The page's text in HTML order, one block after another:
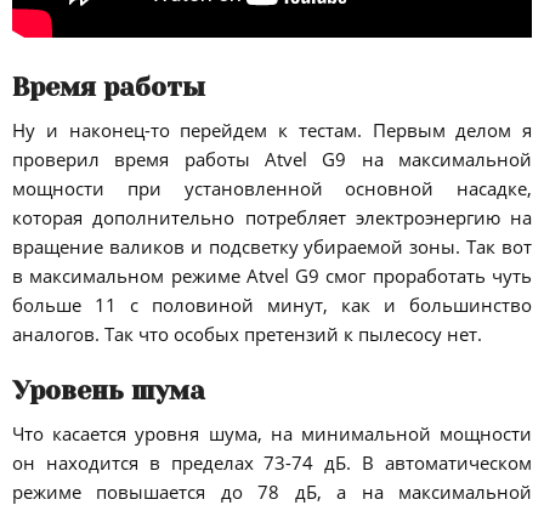
Время работы
Ну и наконец-то перейдем к тестам. Первым делом я
проверил время работы Atvel G9 на максимальной
мощности при установленной основной насадке,
которая дополнительно потребляет электроэнергию на
вращение валиков и подсветку убираемой зоны. Так вот
в максимальном режиме Atvel G9 смог проработать чуть
больше 11 с половиной минут, как и большинство
аналогов. Так что особых претензий к пылесосу нет.
Уровень шума
Что касается уровня шума, на минимальной мощности
он находится в пределах 73-74 дБ. В автоматическом
режиме повышается до 78 дБ, а на максимальной